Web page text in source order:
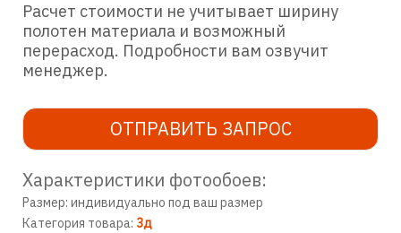
Расчет стоимости не учитывает ширину
полотен материала и возможный
перерасход. Подробности вам озвучит
менеджер.
ОТПРАВИТЬ ЗАПРОС
Характеристики фотообоев:
Размер: индивидуально под ваш размер
Категория товара: 3д